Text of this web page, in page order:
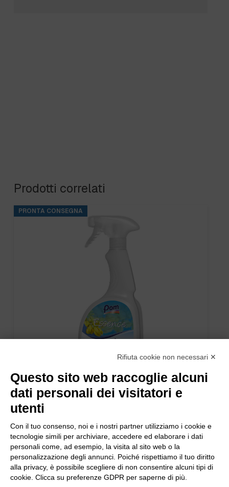
Prodotti correlati
PRONTA CONSEGNA
ESSENCE AUTUMN flacone 750 ml.
Rifiuta cookie non necessari ✕
Questo sito web raccoglie alcuni
dati personali dei visitatori e
utenti
Con il tuo consenso, noi e i nostri partner utilizziamo i cookie e
tecnologie simili per archiviare, accedere ed elaborare i dati
personali come, ad esempio, la visita al sito web o la
personalizzazione degli annunci. Poiché rispettiamo il tuo diritto
alla privacy, è possibile scegliere di non consentire alcuni tipi di
cookie. Clicca su preferenze GDPR per saperne di più.